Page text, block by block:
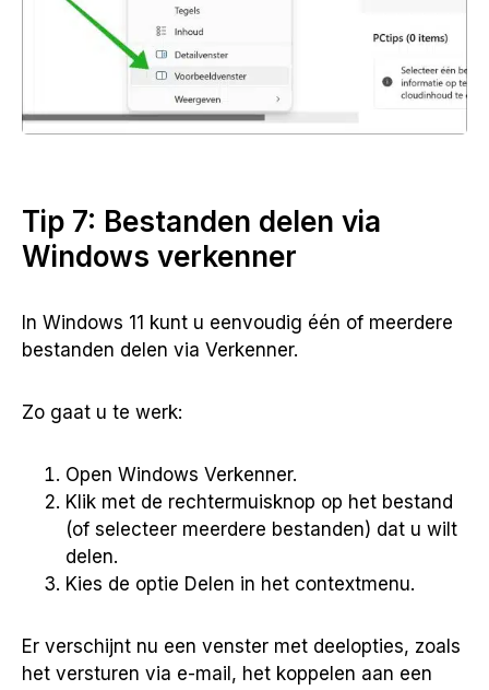
Tip 7: Bestanden delen via
Windows verkenner
In Windows 11 kunt u eenvoudig één of meerdere
bestanden delen via Verkenner.
Zo gaat u te werk:
Open Windows Verkenner.
Klik met de rechtermuisknop op het bestand
(of selecteer meerdere bestanden) dat u wilt
delen.
Kies de optie Delen in het contextmenu.
Er verschijnt nu een venster met deelopties, zoals
het versturen via e-mail, het koppelen aan een